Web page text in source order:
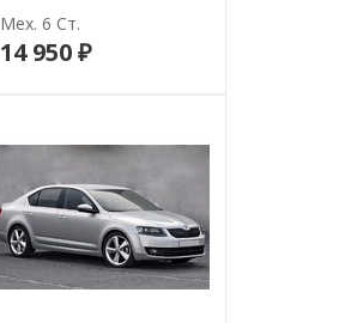
Мех. 6 Ст.
14 950 ₽В корзину